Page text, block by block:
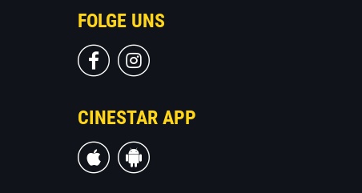
FOLGE UNS
CINESTAR APP